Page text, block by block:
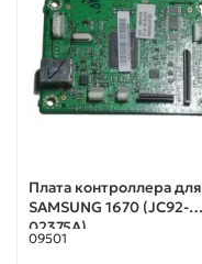
Плата контроллера для
SAMSUNG 1670 (JC92-
02375A)
09501